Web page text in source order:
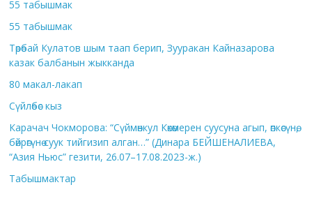
55 табышмак
55 табышмак
Төрөбай Кулатов шым таап берип, Зууракан Кайназарова
казак балбанын жыкканда
80 макал-лакап
Сүйлөбөс кыз
Карачач Чокморова: “Сүймөнкул Көкөмерен суусуна агып, өпкөсүнө,
бөйрөгүнө суук тийгизип алган…” (Динара БЕЙШЕНАЛИЕВА,
“Азия Ньюс” гезити, 26.07–17.08.2023-ж.)
Табышмактар